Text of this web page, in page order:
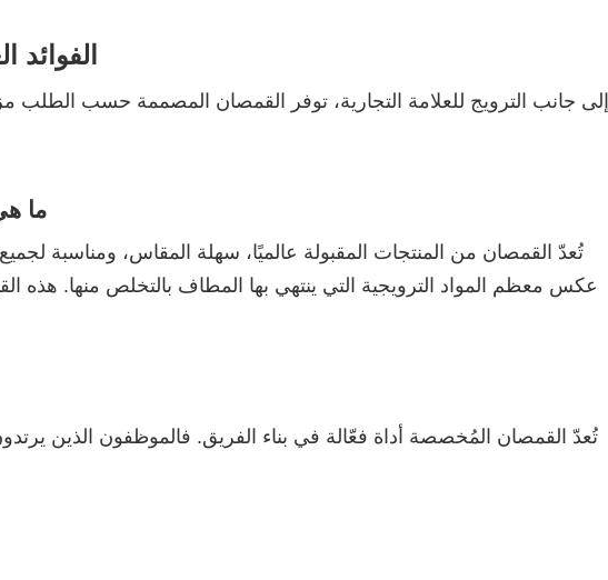
إلى جانب الترويج للعلامة التجارية، توفر القمصان المصممة حسب الطلب
ما
تُعدّ القمصان من المنتجات المقبولة عالميًا، سهلة المقاس، ومناسبة
عكس معظم المواد الترويجية التي ينتهي بها المطاف بالتخلص منها. هذه
تُعدّ القمصان المُخصصة أداة فعّالة في بناء الفريق. فالموظفون الذين